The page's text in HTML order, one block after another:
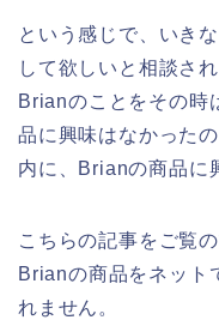
という感じで、いき
して欲しいと相談さ
Brianのことをその時
品に興味はなかった
内に、Brianの商品に
こちらの記事をご覧
Brianの商品をネット
れません。